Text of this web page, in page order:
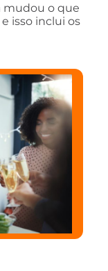
mudou o que
isso inclui os